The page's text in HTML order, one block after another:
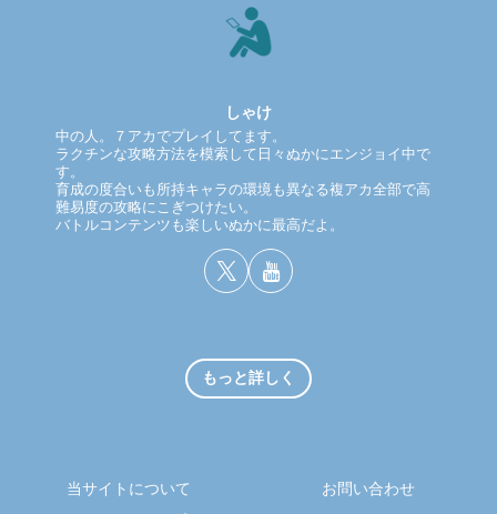
しゃけ
中の人。７アカでプレイしてます。
ラクチンな攻略方法を模索して日々ぬかにエンジョイ中で
す。
育成の度合いも所持キャラの環境も異なる複アカ全部で高
難易度の攻略にこぎつけたい。
バトルコンテンツも楽しいぬかに最高だよ。
もっと詳しく
当サイトについて
お問い合わせ